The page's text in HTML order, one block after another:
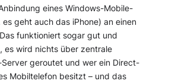
eines Windows-Mobile-
es geht auch das iPhone) an einen
funktioniert sogar gut und
es wird nichts über zentrale
geroutet und wer ein Direct-
Mobiltelefon besitzt – und das